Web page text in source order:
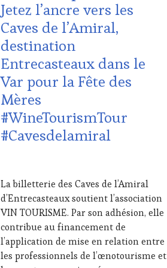
DE-
PROVENCE
CULTURAL
GUEST,
DOMAINE
VITICOLE,
ADHÉRENT,
VIN
TOURISME,
EDITION
LES
CLÉS
ET
DE
LA
HAUTE
GASTRONOMIE
FRANÇAISE,
FAMOUS
HOST
Jetez l’ancre vers les
Caves de l’Amiral,
destination
Entrecasteaux dans le
Var pour la Fête des
Mères
#WineTourismTour
#Cavesdelamiral
2026
La billetterie des Caves de l’Amiral
d’Entrecasteaux soutient l’association
VIN TOURISME. Par son adhésion, elle
contribue au financement de
l’application de mise en relation entre
les professionnels de l’œnotourisme et